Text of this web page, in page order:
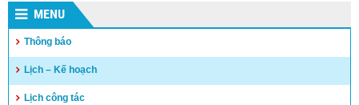
Kỳ thi chọn học sinh giỏi trung học cơ sở cấp tỉnh, năm học
MENU
Thông báo
Lịch – Kế hoạch
Lịch công tác